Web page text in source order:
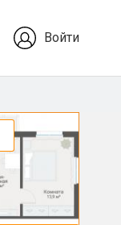
Войти